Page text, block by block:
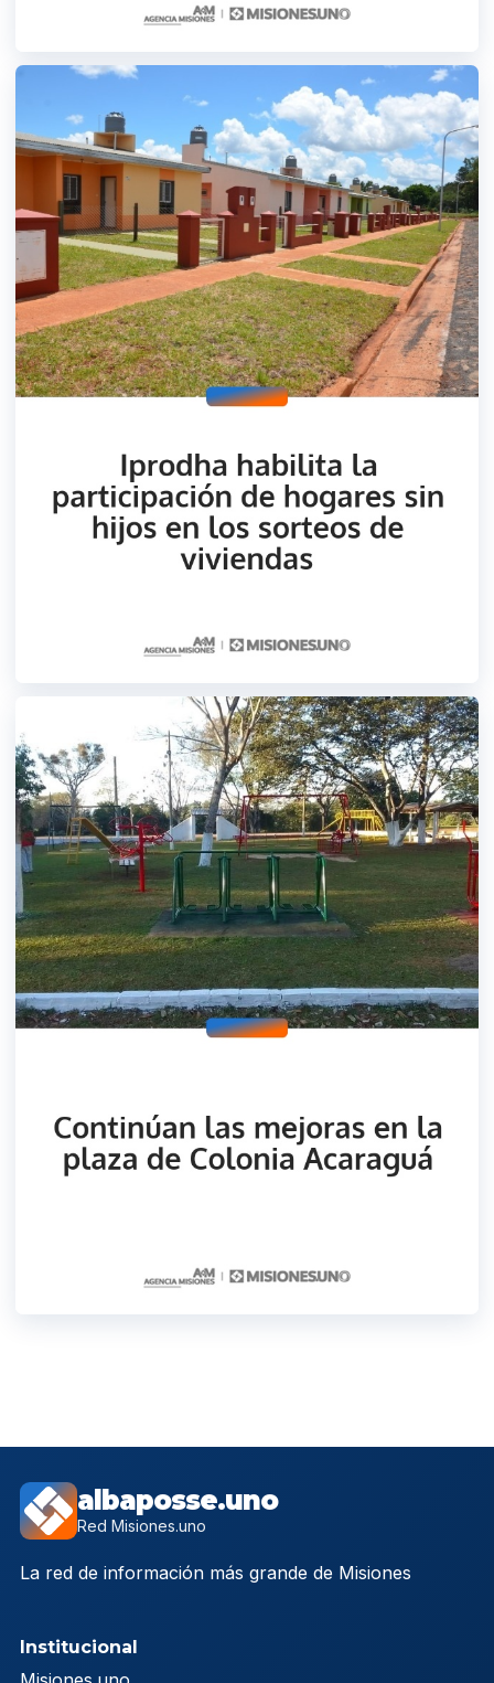
albaposse.uno
Red Misiones.uno
La red de información más grande de Misiones
Institucional